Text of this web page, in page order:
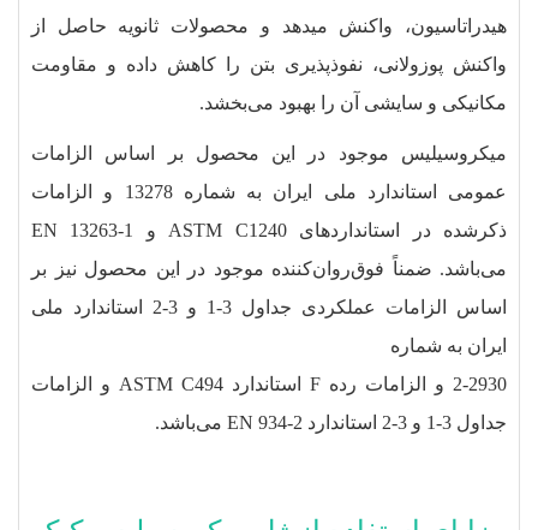
هیدراتاسیون، واکنش می‏دهد و محصولات ثانویه حاصل از
واکنش پوزولانی، نفوذپذیری بتن را کاهش داده و مقاومت
مکانیکی و سایشی آن را بهبود می‌بخشد.
میکروسیلیس موجود در این محصول بر اساس الزامات
عمومی استاندارد ملی ایران به شماره 13278 و الزامات
ذکرشده در استانداردهای ASTM C1240 و EN 13263-1
می‌باشد. ضمناً فوق‌روان‌کننده موجود در این محصول نیز بر
اساس الزامات عملکردی جداول 3-1 و 3-2 استاندارد ملی
ایران به شماره
2-2930 و الزامات رده F استاندارد ASTM C494 و الزامات
جداول 3-1 و 3-2 استاندارد EN 934-2 می‌باشد.